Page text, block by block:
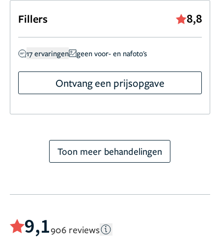
Fillers 8,8
17 ervaringen geen voor- en nafoto's
Ontvang een prijsopgave
Toon meer behandelingen
9,1906 reviews